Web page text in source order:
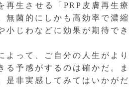
再生させる「PRP皮膚再生療
無菌的にしかも高効率で濃縮
小じわなどに効果が期待でき
って、ご自分の人生がより
る予感がするのは確かだ。ま
是非実感してみてはいかがだ